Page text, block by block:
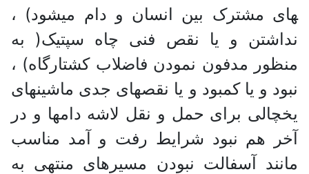
های مشترک بین انسان و دام می­شود) ،
نداشتن و یا نقص فنی چاه سپتیک( به
منظور مدفون نمودن فاضلاب کشتارگاه) ،
نبود و یا کمبود و یا نقص­های جدی ماشین­های
یخچالی برای حمل و نقل لاشه دام­ها و در
آخر هم نبود شرایط رفت و آمد مناسب
مانند آسفالت نبودن مسیر­های منتهی به